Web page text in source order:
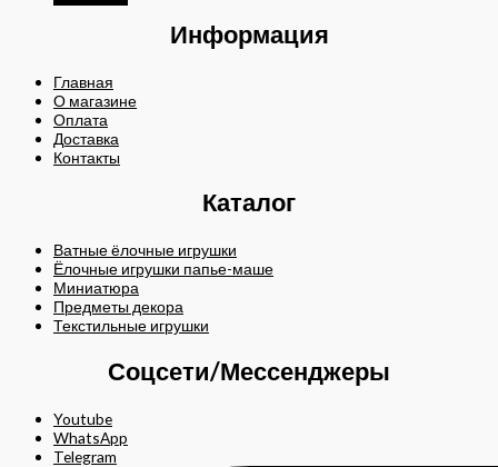
Информация
Главная
О магазине
Оплата
Доставка
Контакты
Каталог
Ватные ёлочные игрушки
Ёлочные игрушки папье-маше
Миниатюра
Предметы декора
Текстильные игрушки
Соцсети/Мессенджеры
Youtube
WhatsApp
Telegram